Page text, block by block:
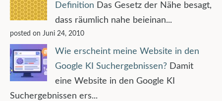
Definition Das Gesetz der Nähe besagt,
dass räumlich nahe beieinan...
posted on Juni 24, 2010
Wie erscheint meine Website in den
Google KI Suchergebnissen? Damit
eine Website in den Google KI
Suchergebnissen ers...